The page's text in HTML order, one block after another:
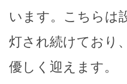
います。こちらは
灯され続けており
優しく迎えます。